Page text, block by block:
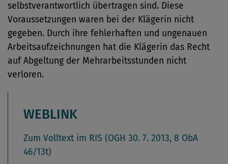
selbstverantwortlich übertragen sind. Diese
Voraussetzungen waren bei der Klägerin nicht
gegeben. Durch ihre fehlerhaften und ungenauen
Arbeitsaufzeichnungen hat die Klägerin das Recht
auf Abgeltung der Mehrarbeitsstunden nicht
verloren.
WEBLINK
Zum Volltext im RIS (OGH 30. 7. 2013, 8 ObA
46/13t)